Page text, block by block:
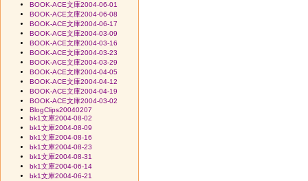
BOOK-ACE文庫2004-06-01
BOOK-ACE文庫2004-06-08
BOOK-ACE文庫2004-06-17
BOOK-ACE文庫2004-03-09
BOOK-ACE文庫2004-03-16
BOOK-ACE文庫2004-03-23
BOOK-ACE文庫2004-03-29
BOOK-ACE文庫2004-04-05
BOOK-ACE文庫2004-04-12
BOOK-ACE文庫2004-04-19
BOOK-ACE文庫2004-03-02
BlogClips20040207
bk1文庫2004-08-02
bk1文庫2004-08-09
bk1文庫2004-08-16
bk1文庫2004-08-23
bk1文庫2004-08-31
bk1文庫2004-06-14
bk1文庫2004-06-21